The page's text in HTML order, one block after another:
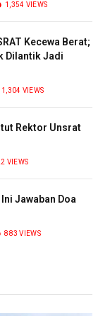
1,354 VIEWS
Kecewa Berat;
Dilantik Jadi
1,304 VIEWS
Rektor Unsrat
VIEWS
Jawaban Doa
883VIEWS